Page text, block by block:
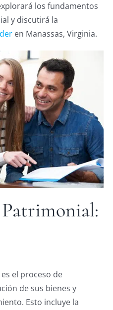
los fundamentos
y discutirá la
en Manassas, Virginia.
el proceso de
de sus bienes y
Esto incluye la